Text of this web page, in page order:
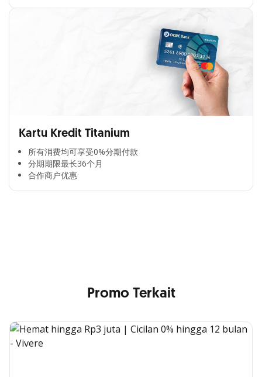
Kartu Kredit Titanium
所有消费均可享受0%分期付款​
分期期限最长36个月​
合作商户优惠​
Cross Selling Banner Global
Promo Terkait